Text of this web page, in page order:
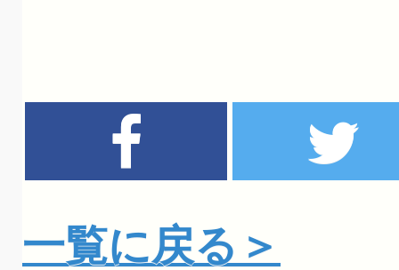
一覧に戻る＞